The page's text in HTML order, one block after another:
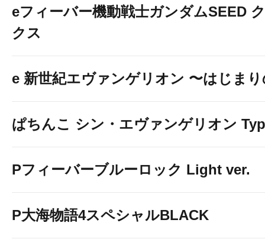
eフィーバー機動戦士ガンダムSEED
クス
e 新世紀エヴァンゲリオン 〜はじま
ぱちんこ シン・エヴァンゲリオン
Pフィーバーブルーロック Light ver.
P大海物語4スペシャルBLACK